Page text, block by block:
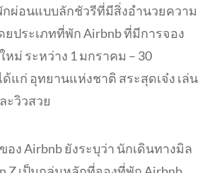
ผ่อนแบบลักชัวรีที่มีสิ่งอำนวยความ
ประเภทที่พัก Airbnb ที่มีการจอง
ม่ ระหว่าง 1 มกราคม – 30
ด้แก่ อุทยานแห่งชาติ สระสุดเจ๋ง เล่น
ะวิวสวย
ง Airbnb ยังระบุว่า นักเดินทางมิล